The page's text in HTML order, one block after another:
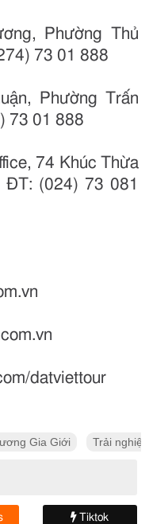
Phường Thủ
73 01 888
Phường Trấn
73 01 888
74 Khúc Thừa
ĐT: (024) 73 081
datviettour
Gia Giới Trải
Tiktok